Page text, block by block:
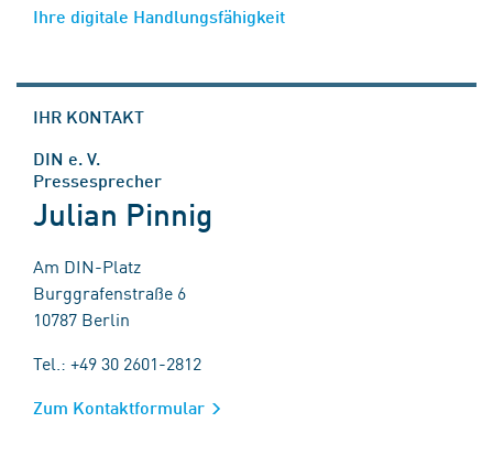
Ihre digitale Handlungsfähigkeit
IHR KONTAKT
DIN e. V.
Pressesprecher
Julian Pinnig
Am DIN-Platz
Burggrafenstraße 6
10787 Berlin
Tel.: +49 30 2601-2812
Zum Kontaktformular